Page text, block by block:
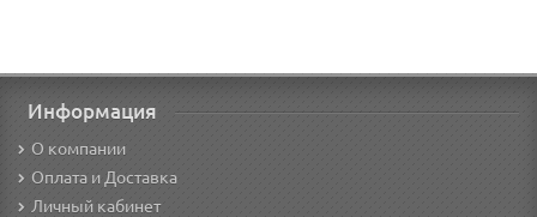
Информация
О компании
Оплата и Доставка
Личный кабинет